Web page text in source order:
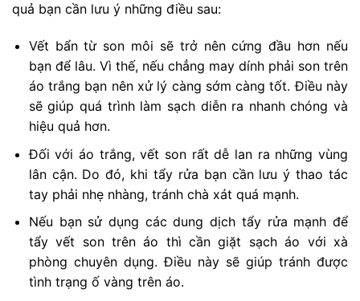
quả bạn cần lưu ý những điều sau:
Vết bẩn từ son môi sẽ trở nên cứng đầu hơn nếu
bạn để lâu. Vì thế, nếu chẳng may dính phải son trên
áo trắng bạn nên xử lý càng sớm càng tốt. Điều này
sẽ giúp quá trình làm sạch diễn ra nhanh chóng và
hiệu quả hơn.
Đối với áo trắng, vết son rất dễ lan ra những vùng
lân cận. Do đó, khi tẩy rửa bạn cần lưu ý thao tác
tay phải nhẹ nhàng, tránh chà xát quá mạnh.
Nếu bạn sử dụng các dung dịch tẩy rửa mạnh để
tẩy vết son trên áo thì cần giặt sạch áo với xà
phòng chuyên dụng. Điều này sẽ giúp tránh được
tình trạng ố vàng trên áo.